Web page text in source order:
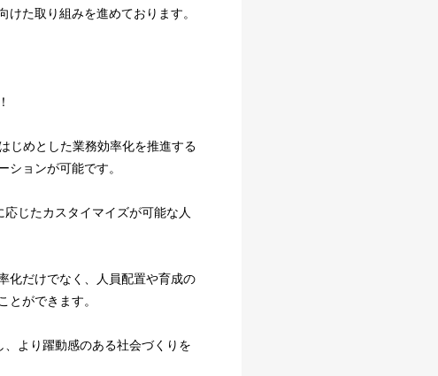
た取り組みを進めております。
じめとした業務効率化を推進する
ョンが可能です。
じたカスタイマイズが可能な人
化だけでなく、人員配置や育成の
ができます。
より躍動感のある社会づくりを